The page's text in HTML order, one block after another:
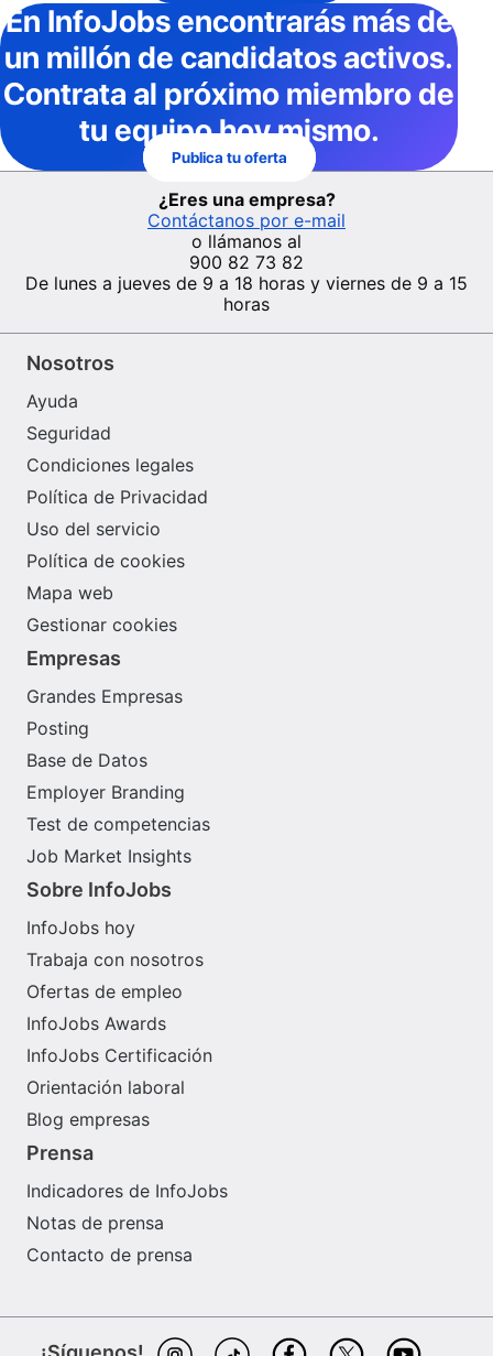
En InfoJobsencontrarás más de
un millón de candidatos activos.
Contrata al próximo miembro de
tu equipo hoy mismo.
Publica tu oferta
¿Eres una empresa?
Contáctanos por e-mail
o llámanos al
900 82 73 82
De lunes a jueves de 9 a 18 horas y viernes de 9 a 15
horas
Nosotros
Ayuda
Seguridad
Condiciones legales
Política de Privacidad
Uso del servicio
Política de cookies
Mapa web
Gestionar cookies
Empresas
Grandes Empresas
Posting
Base de Datos
Employer Branding
Test de competencias
Job Market Insights
Sobre InfoJobs
InfoJobs hoy
Trabaja con nosotros
Ofertas de empleo
InfoJobs Awards
InfoJobs Certificación
Orientación laboral
Blog empresas
Prensa
Indicadores de InfoJobs
Notas de prensa
Contacto de prensa